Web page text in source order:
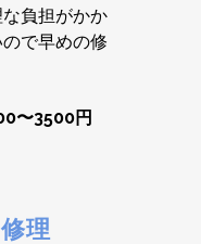
負担がかか
で早めの修
〜3500円
理